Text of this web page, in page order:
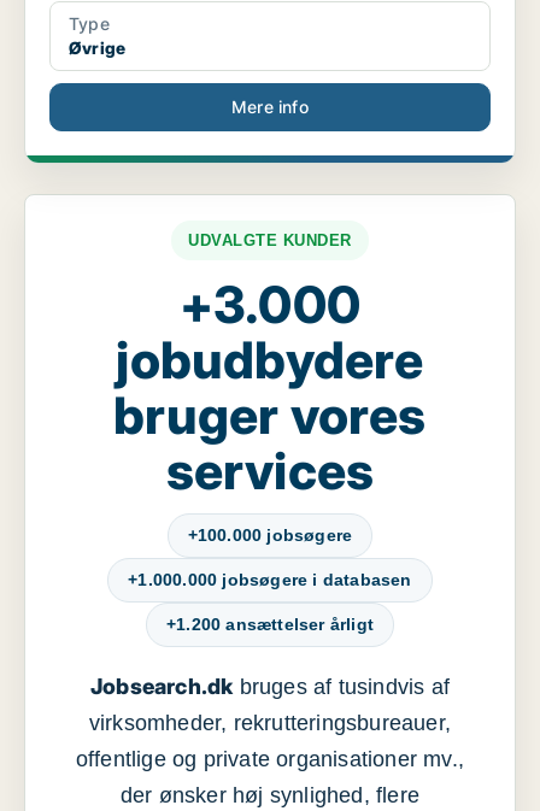
Type
Øvrige
Mere info
UDVALGTE KUNDER
+3.000
jobudbydere
bruger vores
services
+100.000 jobsøgere
+1.000.000 jobsøgere i databasen
+1.200 ansættelser årligt
Jobsearch.dkbruges af tusindvis af
virksomheder, rekrutteringsbureauer,
offentlige og private organisationer mv.,
der ønsker høj synlighed, flere